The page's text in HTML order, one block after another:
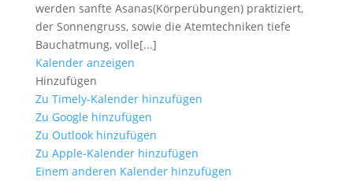
werden sanfte Asanas(Körperübungen) praktiziert,
der Sonnengruss, sowie die Atemtechniken tiefe
Bauchatmung, volle[...]
Kalender anzeigen
Hinzufügen
Zu Timely-Kalender hinzufügen
Zu Google hinzufügen
Zu Outlook hinzufügen
Zu Apple-Kalender hinzufügen
Einem anderen Kalender hinzufügen